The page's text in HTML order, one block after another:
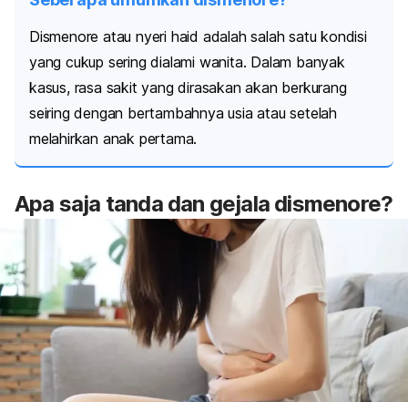
Dismenore atau nyeri haid adalah salah satu kondisi
yang cukup sering dialami wanita. Dalam banyak
kasus, rasa sakit yang dirasakan akan berkurang
seiring dengan bertambahnya usia atau setelah
melahirkan anak pertama.
Apa saja tanda dan gejala dismenore?